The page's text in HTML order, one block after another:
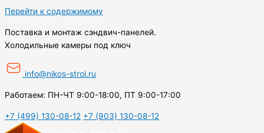
Перейти к содержимому
Поставка и монтаж сэндвич-панелей.
Холодильные камеры под ключ
info@nikos-stroi.ru
Работаем: ПН-ЧТ 9:00-18:00, ПТ 9:00-17:00
+7 (499) 130-08-12 +7 (903) 130-08-12